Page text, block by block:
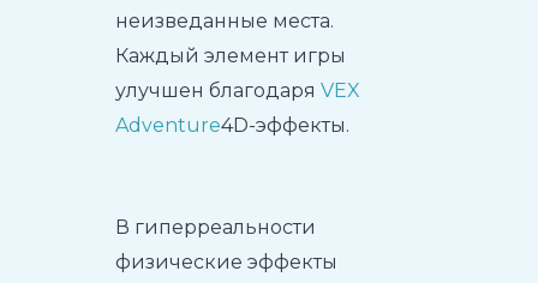
неизведанные места.
Каждый элемент игры
улучшен благодаря VEX
Adventure4D-эффекты.
В гиперреальности
физические эффекты